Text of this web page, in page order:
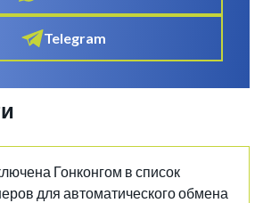
Telegram
Гонконгом в список
для автоматического обмена